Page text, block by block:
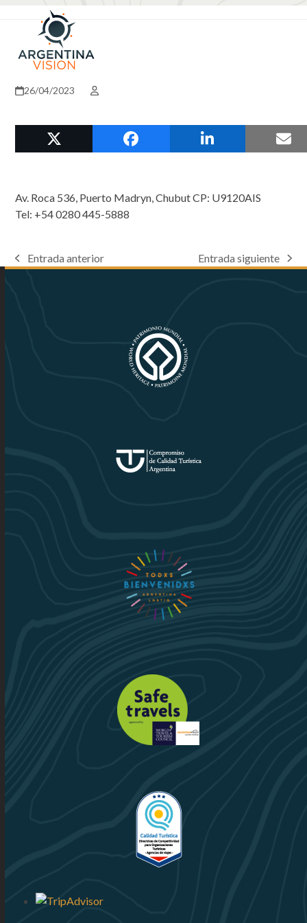
Open
mobile
menu
Close
mobile
menu
26/04/2023
Av. Roca 536, Puerto Madryn, Chubut CP: U9120AIS
Tel: +54 0280 445-5888
previous
Entrada anterior
next
Entrada siguiente